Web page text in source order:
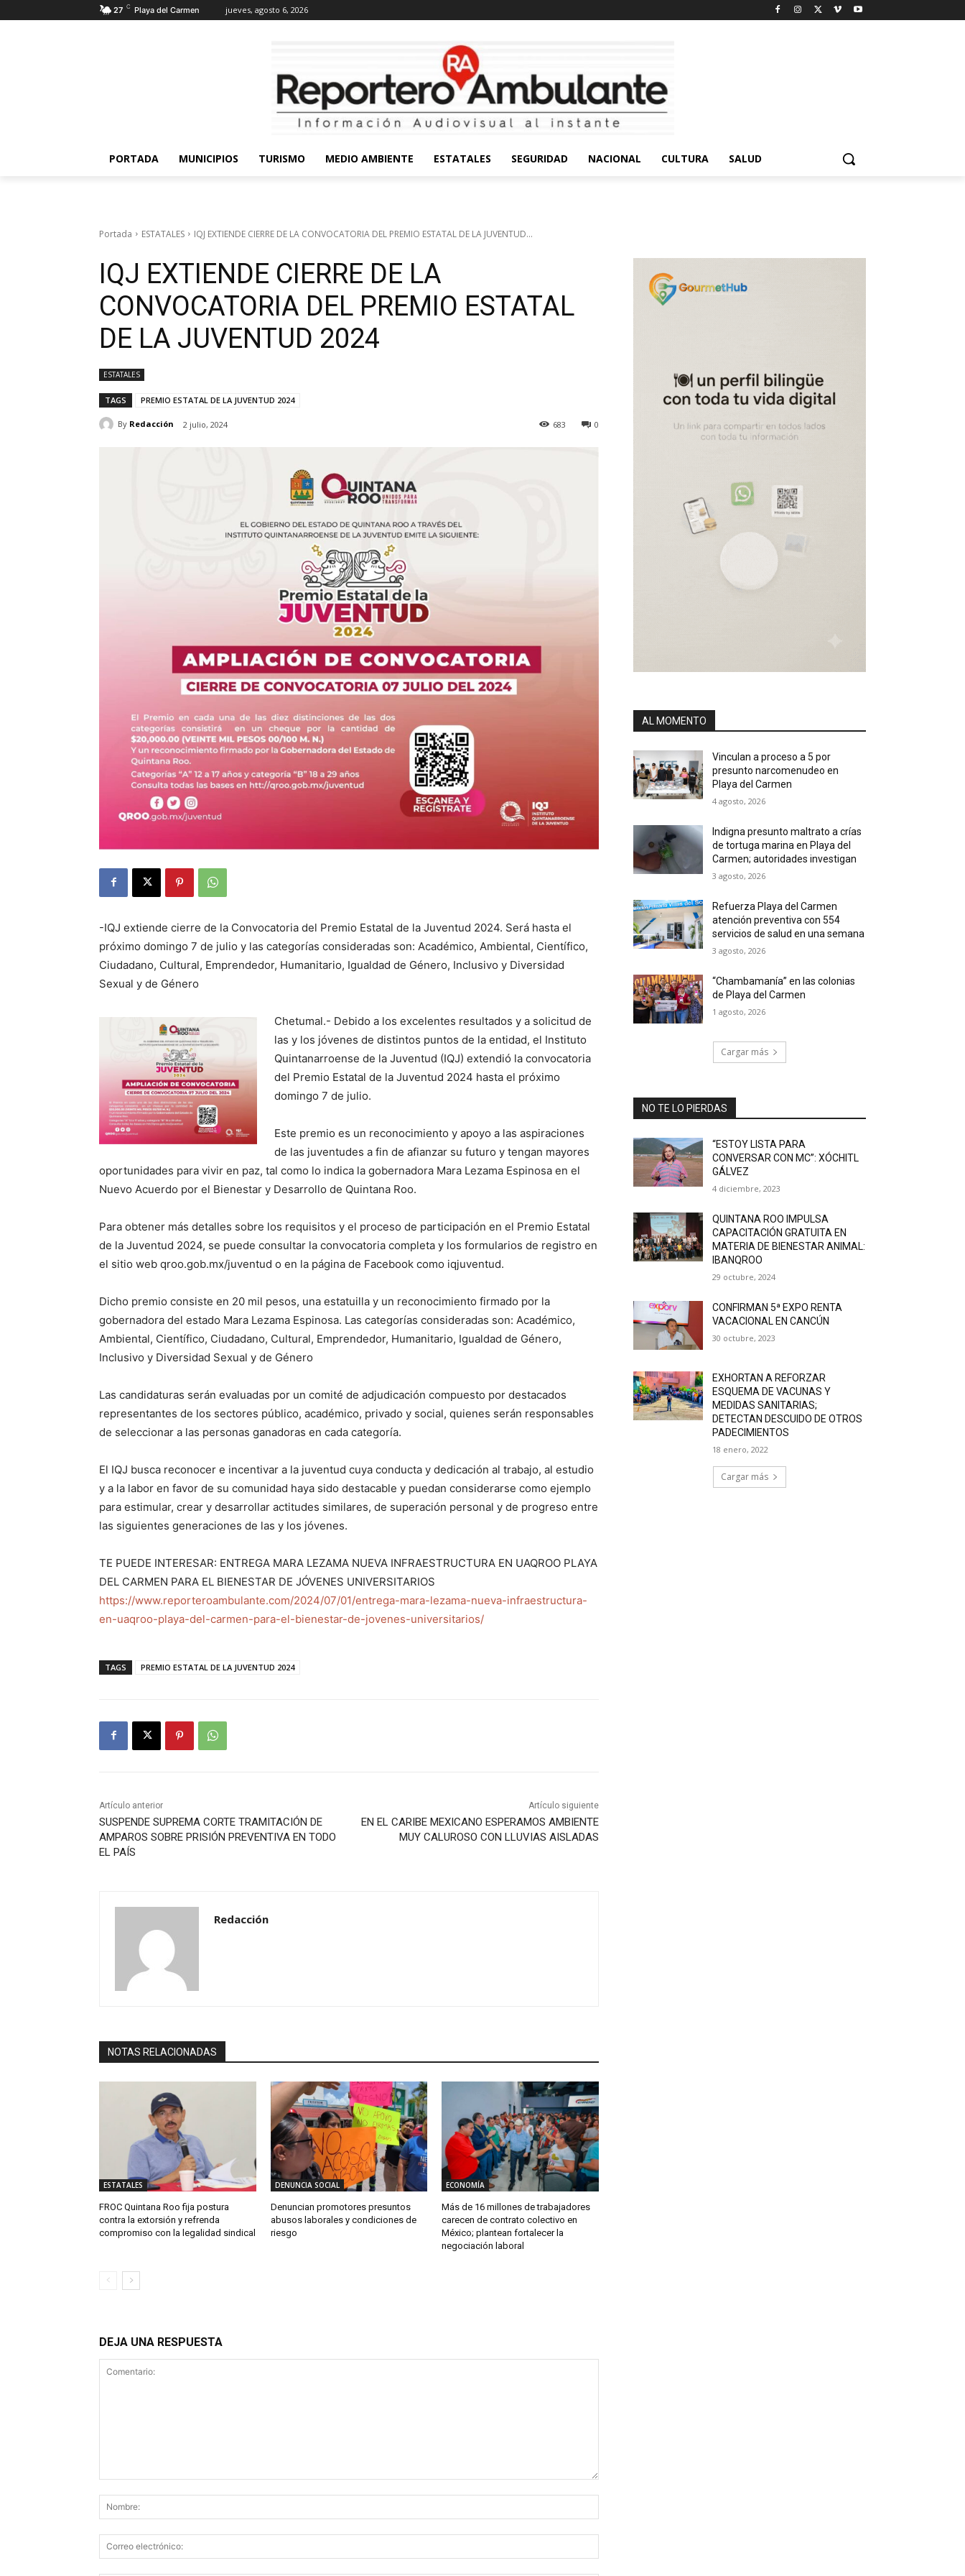
27 C Playa del Carmen jueves, agosto 6, 2026
PORTADA MUNICIPIOS TURISMO MEDIO AMBIENTE ESTATALES SEGURIDAD NACIONAL CULTURA SALUD
Portada ESTATALES IQJ EXTIENDE CIERRE DE LA CONVOCATORIA DEL PREMIO ESTATAL DE LA JUVENTUD...
IQJ EXTIENDE CIERRE DE LA
CONVOCATORIA DEL PREMIO ESTATAL
DE LA JUVENTUD 2024
ESTATALES
TAGS PREMIO ESTATAL DE LA JUVENTUD 2024
By Redacción 2 julio, 2024 0
683
-IQJ extiende cierre de la Convocatoria del Premio Estatal de la Juventud 2024. Será hasta el
próximo domingo 7 de julio y las categorías consideradas son: Académico, Ambiental, Científico,
Ciudadano, Cultural, Emprendedor, Humanitario, Igualdad de Género, Inclusivo y Diversidad
Sexual y de Género
Chetumal.- Debido a los excelentes resultados y a solicitud de
las y los jóvenes de distintos puntos de la entidad, el Instituto
Quintanarroense de la Juventud (IQJ) extendió la convocatoria
del Premio Estatal de la Juventud 2024 hasta el próximo
domingo 7 de julio.
Este premio es un reconocimiento y apoyo a las aspiraciones
de las juventudes a fin de afianzar su futuro y tengan mayores
oportunidades para vivir en paz, tal como lo indica la gobernadora Mara Lezama Espinosa en el
Nuevo Acuerdo por el Bienestar y Desarrollo de Quintana Roo.
Para obtener más detalles sobre los requisitos y el proceso de participación en el Premio Estatal
de la Juventud 2024, se puede consultar la convocatoria completa y los formularios de registro en
el sitio web qroo.gob.mx/juventud o en la página de Facebook como iqjuventud.
Dicho premio consiste en 20 mil pesos, una estatuilla y un reconocimiento firmado por la
gobernadora del estado Mara Lezama Espinosa. Las categorías consideradas son: Académico,
Ambiental, Científico, Ciudadano, Cultural, Emprendedor, Humanitario, Igualdad de Género,
Inclusivo y Diversidad Sexual y de Género
Las candidaturas serán evaluadas por un comité de adjudicación compuesto por destacados
representantes de los sectores público, académico, privado y social, quienes serán responsables
de seleccionar a las personas ganadoras en cada categoría.
El IQJ busca reconocer e incentivar a la juventud cuya conducta y dedicación al trabajo, al estudio
y a la labor en favor de su comunidad haya sido destacable y puedan considerarse como ejemplo
para estimular, crear y desarrollar actitudes similares, de superación personal y de progreso entre
las siguientes generaciones de las y los jóvenes.
TE PUEDE INTERESAR: ENTREGA MARA LEZAMA NUEVA INFRAESTRUCTURA EN UAQROO PLAYA
DEL CARMEN PARA EL BIENESTAR DE JÓVENES UNIVERSITARIOS
https://www.reporteroambulante.com/2024/07/01/entrega-mara-lezama-nueva-infraestructura-
en-uaqroo-playa-del-carmen-para-el-bienestar-de-jovenes-universitarios/
TAGS PREMIO ESTATAL DE LA JUVENTUD 2024
Artículo anterior
SUSPENDE SUPREMA CORTE TRAMITACIÓN DE
AMPAROS SOBRE PRISIÓN PREVENTIVA EN TODO
EL PAÍS
Artículo siguiente
EN EL CARIBE MEXICANO ESPERAMOS AMBIENTE
MUY CALUROSO CON LLUVIAS AISLADAS
Redacción
NOTAS RELACIONADAS
ESTATALES
FROC Quintana Roo fija postura
contra la extorsión y refrenda
compromiso con la legalidad sindical
DENUNCIA SOCIAL
Denuncian promotores presuntos
abusos laborales y condiciones de
riesgo
ECONOMÍA
Más de 16 millones de trabajadores
carecen de contrato colectivo en
México; plantean fortalecer la
negociación laboral
DEJA UNA RESPUESTA
electrónico:
AL MOMENTO
Vinculan a proceso a 5 por
presunto narcomenudeo en
Playa del Carmen
4 agosto, 2026
Indigna presunto maltrato a crías
de tortuga marina en Playa del
Carmen; autoridades investigan
3 agosto, 2026
Refuerza Playa del Carmen
atención preventiva con 554
servicios de salud en una semana
3 agosto, 2026
“Chambamanía” en las colonias
de Playa del Carmen
1 agosto, 2026
Cargar más
NO TE LO PIERDAS
“ESTOY LISTA PARA
CONVERSAR CON MC”: XÓCHITL
GÁLVEZ
4 diciembre, 2023
QUINTANA ROO IMPULSA
CAPACITACIÓN GRATUITA EN
MATERIA DE BIENESTAR ANIMAL:
IBANQROO
29 octubre, 2024
CONFIRMAN 5ª EXPO RENTA
VACACIONAL EN CANCÚN
30 octubre, 2023
EXHORTAN A REFORZAR
ESQUEMA DE VACUNAS Y
MEDIDAS SANITARIAS;
DETECTAN DESCUIDO DE OTROS
PADECIMIENTOS
18 enero, 2022
Cargar más